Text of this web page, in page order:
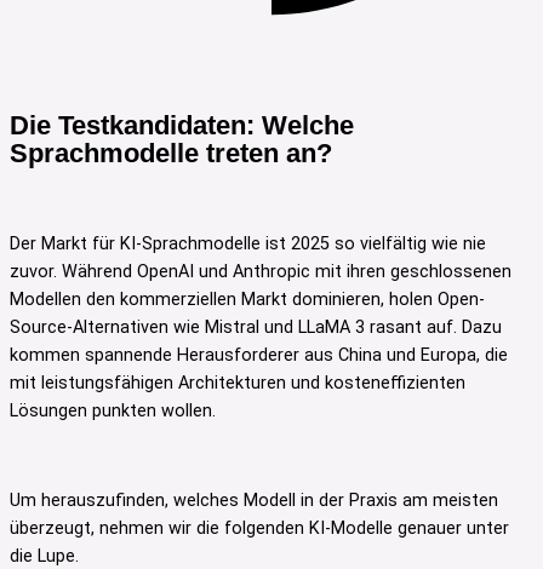
Die Testkandidaten: Welche
Sprachmodelle treten an?
Der Markt für KI-Sprachmodelle ist 2025 so vielfältig wie nie
zuvor. Während OpenAI und Anthropic mit ihren geschlossenen
Modellen den kommerziellen Markt dominieren, holen Open-
Source-Alternativen wie Mistral und LLaMA 3 rasant auf. Dazu
kommen spannende Herausforderer aus China und Europa, die
mit leistungsfähigen Architekturen und kosteneffizienten
Lösungen punkten wollen.
Um herauszufinden, welches Modell in der Praxis am meisten
überzeugt, nehmen wir die folgenden KI-Modelle genauer unter
die Lupe.